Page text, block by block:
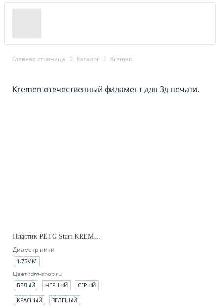
Главная страница Каталог Kremen
Kremen отечественный филамент для 3д печати.
Пластик PETG Start KREMEN
Диаметр нити
1.75ММ
Цвет fdm-shop.ru
БЕЛЫЙ ЧЕРНЫЙ
СЕРЫЙ
КРАСНЫЙ
ЗЕЛЕНЫЙ